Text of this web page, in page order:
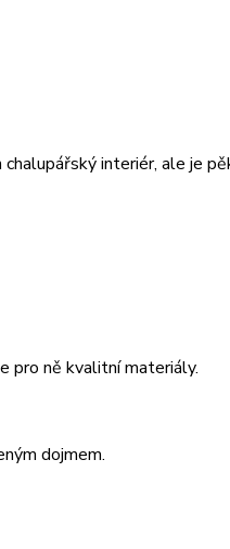
interiér, ale je
pro ně kvalitní materiály.
dojmem.